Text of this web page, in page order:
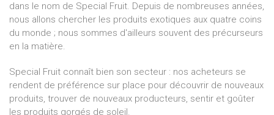
dans le nom de Special Fruit. Depuis de nombreuses années,
nous allons chercher les produits exotiques aux quatre coins
du monde ; nous sommes d'ailleurs souvent des précurseurs
en la matière.
Special Fruit connaît bien son secteur : nos acheteurs se
rendent de préférence sur place pour découvrir de nouveaux
produits, trouver de nouveaux producteurs, sentir et goûter
les produits gorgés de soleil.